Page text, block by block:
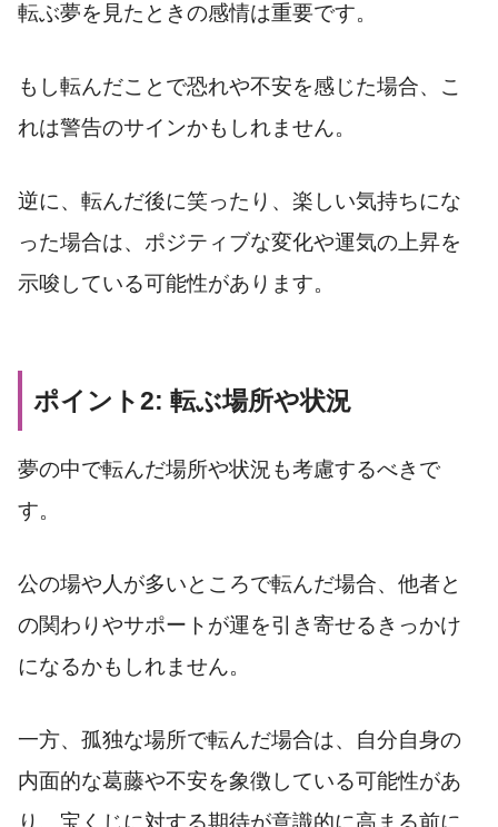
転ぶ夢を見たときの感情は重要です。
もし転んだことで恐れや不安を感じた場合、こ
れは警告のサインかもしれません。
逆に、転んだ後に笑ったり、楽しい気持ちにな
った場合は、ポジティブな変化や運気の上昇を
示唆している可能性があります。
ポイント2: 転ぶ場所や状況
夢の中で転んだ場所や状況も考慮するべきで
す。
公の場や人が多いところで転んだ場合、他者と
の関わりやサポートが運を引き寄せるきっかけ
になるかもしれません。
一方、孤独な場所で転んだ場合は、自分自身の
内面的な葛藤や不安を象徴している可能性があ
り、宝くじに対する期待が意識的に高まる前に